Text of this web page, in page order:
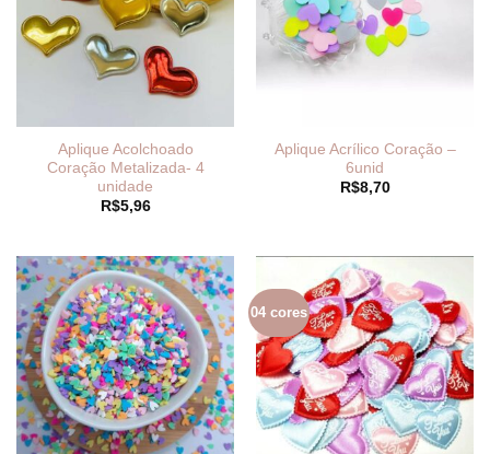
Aplique Acolchoado
Coração Metalizada- 4
unidade
R$5,96
Aplique Acrílico Coração –
6unid
R$8,70
04 cores